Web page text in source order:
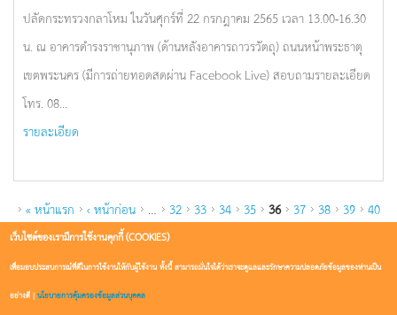
ปลัดกระทรวงกลาโหม ในวันศุกร์ที่ 22 กรกฎาคม 2565 เวลา 13.00-16.30
น. ณ อาคารดำรงราชานุภาพ (ด้านหลังอาคารถาวรวัตถุ) ถนนหน้าพระธาตุ
เขตพระนคร (มีการถ่ายทอดสดผ่าน Facebook Live) สอบถามรายละเอียด
โทร. 08...
รายละเอียด
PAGES
« หน้าแรก ‹ หน้าก่อน … 32 33 34 35 36 37 38 39
40
…
ถัดไป ›
เว็บไซต์ของเรามีการใช้งานคุกกี้ (COOKIES)
เพื่อมอบประสบการณ์ที่ดีในการใช้งานให้กับผู้ใช้งาน ทั้งนี้ สามารถมั่นใจได้ว่าเราจะดูแลและรักษาความปลอดภัยข้อมูลของท่านเป็น
อย่างดี |นโยบายการคุ้มครองข้อมูลส่วนบุคคล